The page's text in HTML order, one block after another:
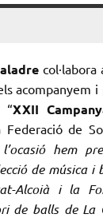
col·labora
acompanyem
“XXII
de
hem
de música i
Alcoià i la
de balls de La